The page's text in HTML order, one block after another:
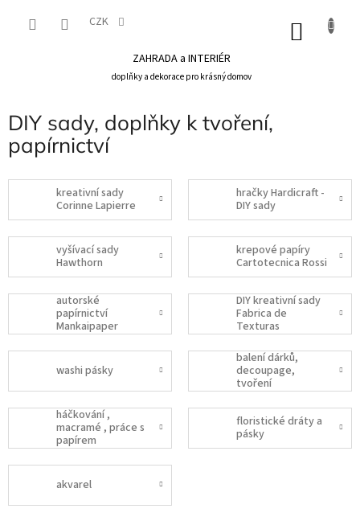
CZK
ZAHRADA a INTERIÉR
doplňky a dekorace pro krásný domov
DIY sady, doplňky k tvoření,
papírnictví
kreativní sady
Corinne Lapierre
hračky Hardicraft -
DIY sady
vyšívací sady
Hawthorn
krepové papíry
Cartotecnica Rossi
autorské
papírnictví
Mankaipaper
DIY kreativní sady
Fabrica de
Texturas
washi pásky
balení dárků,
decoupage,
tvoření
háčkování ,
macramé , práce s
papírem
floristické dráty a
pásky
akvarel